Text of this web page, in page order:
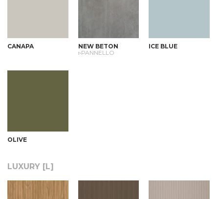
CANAPA
NEW BETON
▹PANNELLO
ICE BLUE
OLIVE
LUXURY [L]